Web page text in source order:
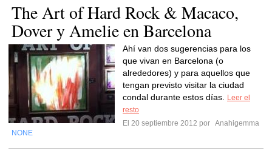
The Art of Hard Rock & Macaco,
Dover y Amelie en Barcelona
Ahí van dos sugerencias para los
que vivan en Barcelona (o
alrededores) y para aquellos que
tengan previsto visitar la ciudad
condal durante estos días.
Leer el
resto
El 20 septiembre 2012 por Anahigemma
NONE